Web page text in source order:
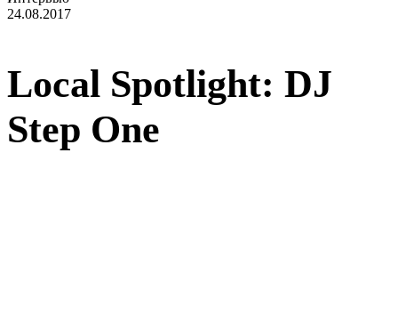
24.08.2017
Local Spotlight: DJ
Step One